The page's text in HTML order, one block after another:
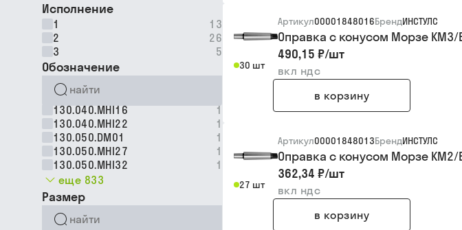
Исполнение
1
13
2
26
3
5
Обозначение
130.040.MHI16
1
130.040.MHI22
1
130.050.DM01
1
130.050.MHI27
1
130.050.MHI32
1
еще 833
Размер
30 шт
Артикул00001848016БрендИНСТУЛС
Оправка с конусом Морзе КМ3/
490,15 ₽/шт
вкл ндс
в корзину
27 шт
Артикул00001848013БрендИНСТУЛС
Оправка с конусом Морзе КМ2/
362,34 ₽/шт
вкл ндс
в корзину